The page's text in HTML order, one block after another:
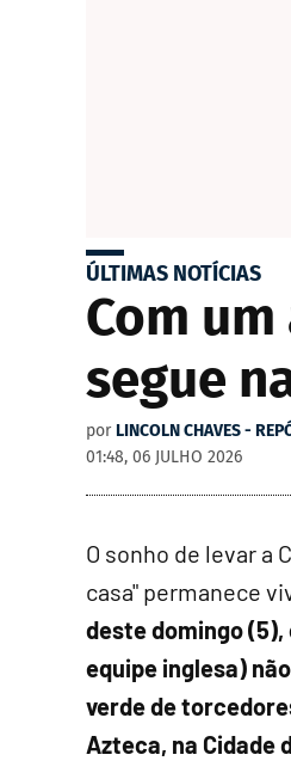
ÚLTIMAS NOTÍCIAS
Com
segue
por LINCOLN CHAVES -
01:48, 06 JULHO 2026
O sonho de levar a
casa" permanece
deste domingo (5),
equipe inglesa)
verde de
Azteca, na Cidade